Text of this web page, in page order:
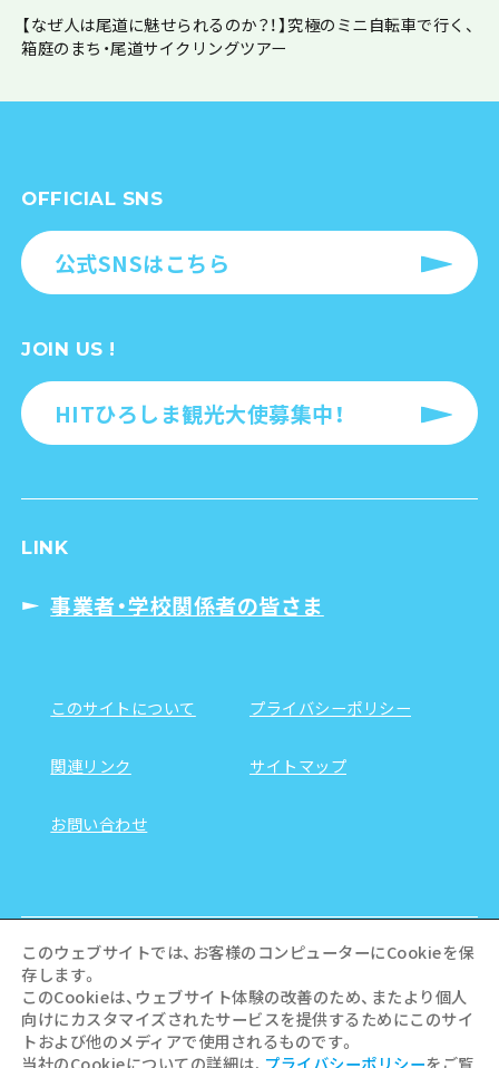
【なぜ人は尾道に魅せられるのか？！】究極のミニ自転車で行く、
箱庭のまち・尾道サイクリングツアー
OFFICIAL SNS
公式SNSはこちら
JOIN US !
HITひろしま観光大使募集中！
LINK
事業者・学校関係者の皆さま
このサイトについて プライバシーポリシー
関連リンク サイトマップ
お問い合わせ
このウェブサイトでは、お客様のコンピューターにCookieを保
存します。
このCookieは、ウェブサイト体験の改善のため、またより個人
向けにカスタマイズされたサービスを提供するためにこのサイ
トおよび他のメディアで使用されるものです。
当社のCookieについての詳細は、 プライバシーポリシーをご覧